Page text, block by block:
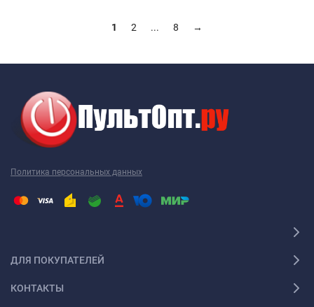
1 2 ... 8 →
Политика персональных данных
ДЛЯ ПОКУПАТЕЛЕЙ
КОНТАКТЫ